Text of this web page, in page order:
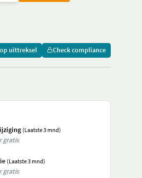
uittreksel Check compliance
(Laatste 3 mnd)
gratis
(Laatste 3 mnd)
gratis